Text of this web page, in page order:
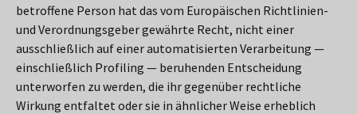
betroffene Person hat das vom Europäischen Richtlinien-
und Verordnungsgeber gewährte Recht, nicht einer
ausschließlich auf einer automatisierten Verarbeitung —
einschließlich Profiling — beruhenden Entscheidung
unterworfen zu werden, die ihr gegenüber rechtliche
Wirkung entfaltet oder sie in ähnlicher Weise erheblich